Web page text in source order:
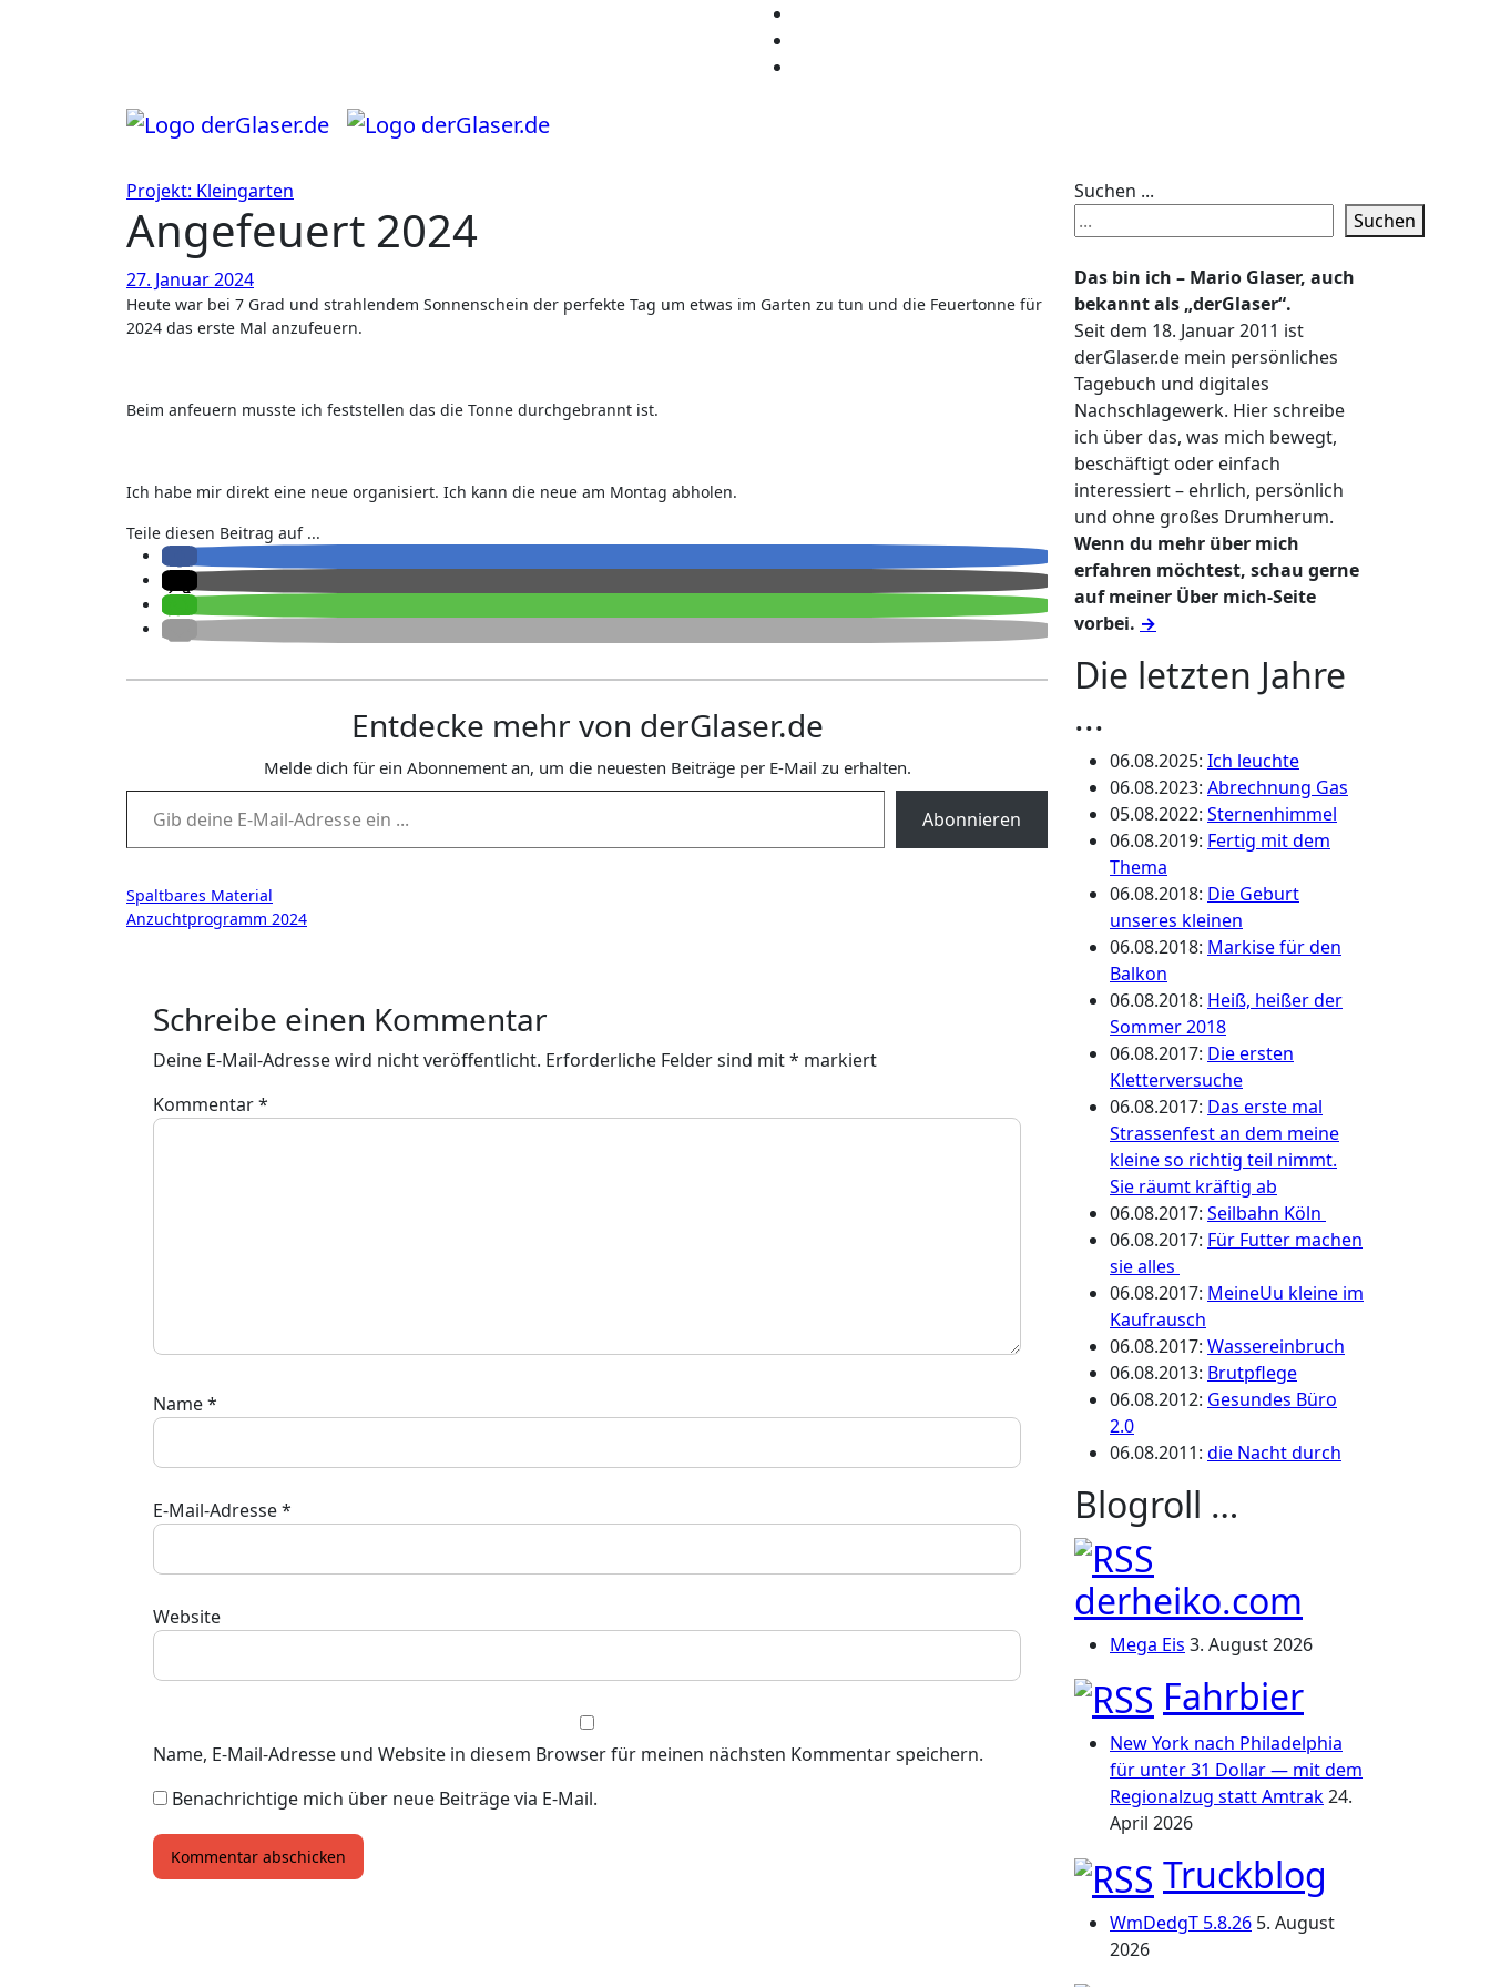
Projekt: Kleingarten
Angefeuert 2024
27. Januar 2024
Heute war bei 7 Grad und strahlendem Sonnenschein der perfekte Tag um etwas im Garten zu tun und die Feuertonne für
2024 das erste Mal anzufeuern.
Beim anfeuern musste ich feststellen das die Tonne durchgebrannt ist.
Ich habe mir direkt eine neue organisiert. Ich kann die neue am Montag abholen.
Teile diesen Beitrag auf ...
Entdecke mehr von derGlaser.de
Melde dich für ein Abonnement an, um die neuesten Beiträge per E-Mail zu erhalten.
Gib deine E-Mail-Adresse ein ...
Abonnieren
Beitragsnavigation
Spaltbares Material
Anzuchtprogramm 2024
Schreibe einen Kommentar
Deine E-Mail-Adresse wird nicht veröffentlicht. Erforderliche Felder sind mit* markiert
Kommentar*
Name*
E-Mail-Adresse*
Website
Name, E-Mail-Adresse und Website in diesem Browser für meinen nächsten Kommentar speichern.
Benachrichtige mich über neue Beiträge via E-Mail.
Suchen ...
Suchen
Das bin ich – Mario Glaser, auch
bekannt als „derGlaser“.
Seit dem 18. Januar 2011 ist
derGlaser.de mein persönliches
Tagebuch und digitales
Nachschlagewerk. Hier schreibe
ich über das, was mich bewegt,
beschäftigt oder einfach
interessiert – ehrlich, persönlich
und ohne großes Drumherum.
Wenn du mehr über mich
erfahren möchtest, schau gerne
auf meiner Über mich-Seite
vorbei. →
Die letzten Jahre
...
06.08.2025: Ich leuchte
06.08.2023: Abrechnung Gas
05.08.2022: Sternenhimmel
06.08.2019: Fertig mit dem
Thema
06.08.2018: Die Geburt
unseres kleinen
06.08.2018: Markise für den
Balkon
06.08.2018: Heiß, heißer der
Sommer 2018
06.08.2017: Die ersten
Kletterversuche
06.08.2017: Das erste mal
Strassenfest an dem meine
kleine so richtig teil nimmt.
Sie räumt kräftig ab
06.08.2017: Seilbahn Köln
06.08.2017: Für Futter machen
sie alles
06.08.2017: MeineUu kleine im
Kaufrausch
06.08.2017: Wassereinbruch
06.08.2013: Brutpflege
06.08.2012: Gesundes Büro
2.0
06.08.2011: die Nacht durch
Blogroll …
derheiko.com
Mega Eis 3. August 2026
Fahrbier
New York nach Philadelphia
für unter 31 Dollar — mit dem
Regionalzug statt Amtrak24.
April 2026
Truckblog
WmDedgT 5.8.26 5. August
2026